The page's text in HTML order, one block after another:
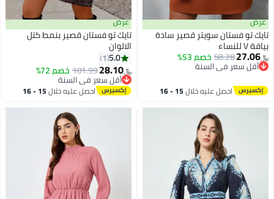
عرض
تايك تو فستان سويتر قصير سادة
بياقة V للنساء
﷼‏27.06
58.28خصم 53%
أقل سعر في السنة
أقل سعر في السنة
احصل عليه خلال 15 - 16
عرض
تايك تو فستان قصير بنمط كتل
الالوان
5.0
1
﷼‏28.10
101.99خصم 72%
أقل سعر في السنة
أقل سعر في السنة
احصل عليه خلال 15 - 16